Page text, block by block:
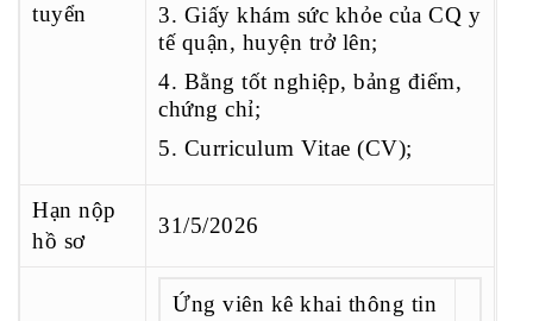
tuyển
3. Giấy khám sức khỏe của CQ y
tế quận, huyện trở lên;
4. Bằng tốt nghiệp, bảng điểm,
chứng chỉ;
5. Curriculum Vitae (CV);
Hạn nộp
hồ sơ
31/5/2026
Ứng viên kê khai thông tin